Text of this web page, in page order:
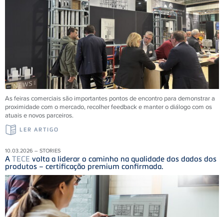
As feiras comerciais são importantes pontos de encontro para demonstrar a
proximidade com o mercado, recolher feedback e manter o diálogo com os
atuais e novos parceiros.
LER ARTIGO
10.03.2026 – STORIES
A TECE volta a liderar o caminho na qualidade dos dados dos
produtos – certificação premium confirmada.